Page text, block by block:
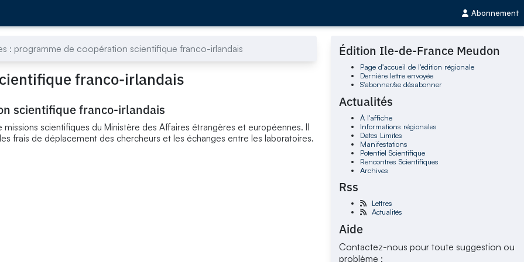
Abonnement
: programme de coopération scientifique franco-irlandais
franco-irlandais
scientifique franco-irlandais
scientifiques du Ministère des Affaires étrangères et européennes. Il
frais de déplacement des chercheurs et les échanges entre les laboratoires.
Édition Ile-de-France Meudon
Page d'accueil de l'édition régionale
Dernière lettre envoyée
S'abonner/se désabonner
Actualités
À l'affiche
Informations régionales
Dates Limites
Manifestations
Potentiel Scientifique
Rencontres Scientifiques
Archives
Rss
Lettres
Actualités
Aide
Contactez-nous pour toute suggestion ou
problème :